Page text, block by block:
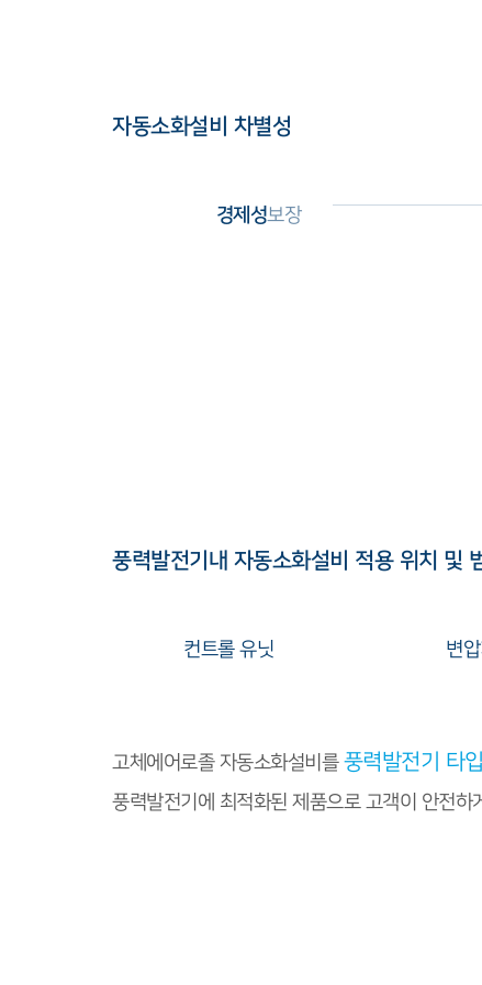
자동소화설비 차별성
경제성보장
풍력발전기내 자동소화설비 적용 위치 및
컨트롤 유닛 변
고체에어로졸 자동소화설비를 풍력발전기 타
풍력발전기에 최적화된 제품으로 고객이 안전